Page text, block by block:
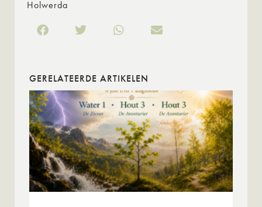
Holwerda
GERELATEERDE ARTIKELEN